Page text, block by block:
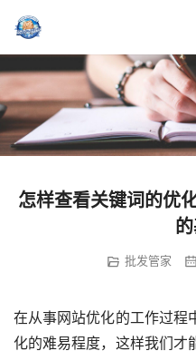
怎样查看关键词的优
批发管家
在从事网站优化的工作过程
化的难易程度，这样我们才